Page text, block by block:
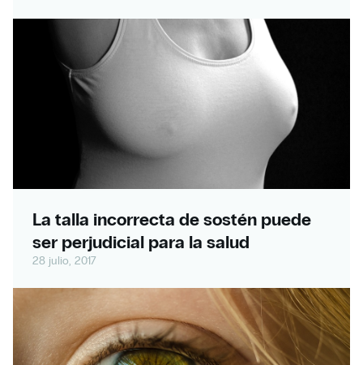
La talla incorrecta de sostén puede
ser perjudicial para la salud
28 julio, 2017